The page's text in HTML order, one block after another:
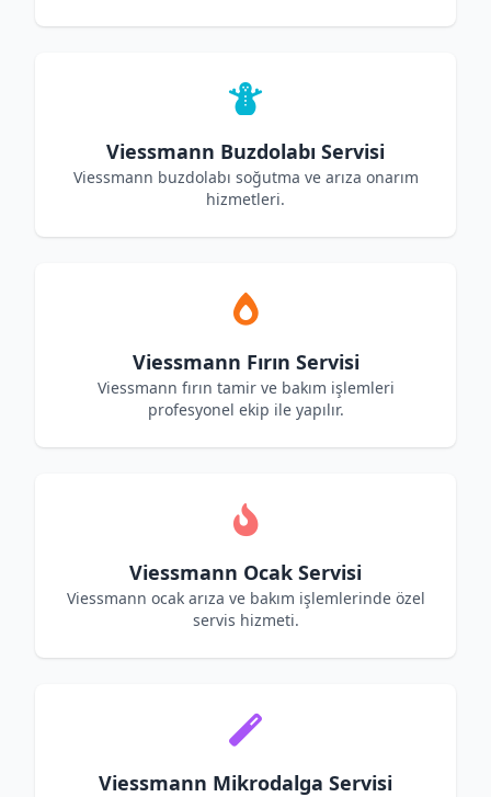
Viessmann Buzdolabı Servisi
Viessmann buzdolabı soğutma ve arıza onarım
hizmetleri.
Viessmann Fırın Servisi
Viessmann fırın tamir ve bakım işlemleri
profesyonel ekip ile yapılır.
Viessmann Ocak Servisi
Viessmann ocak arıza ve bakım işlemlerinde özel
servis hizmeti.
Viessmann Mikrodalga Servisi